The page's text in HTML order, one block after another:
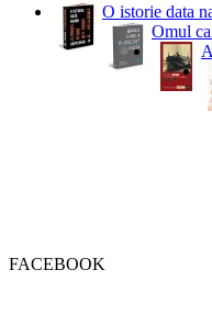
O istorie data
Omul
FACEBOOK